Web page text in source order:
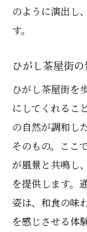
のように演出し
す。
ひがし茶屋街
ひがし茶屋街を
にしてくれるこ
の自然が調和し
そのもの。ここ
が風景と共鳴し
を提供します。
姿は、和食の味
を感じさせる体